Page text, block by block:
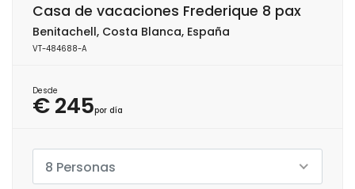
Casa de vacaciones Frederique 8 pax
Benitachell, Costa Blanca, España
VT-484688-A
Desde
€ 245por día
8 Personas